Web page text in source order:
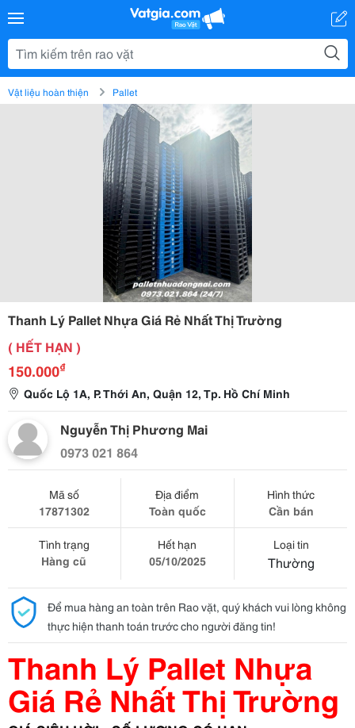
Vật liệu hoàn thiện Pallet
Thanh Lý Pallet Nhựa Giá Rẻ Nhất Thị Trường
( HẾT HẠN )
150.000₫
Quốc Lộ 1A, P. Thới An, Quận 12, Tp. Hồ Chí Minh
Nguyễn Thị Phương Mai
0973 021 864
Mã số
17871302
Địa điểm
Toàn quốc
Hình thức
Cần bán
Tình trạng
Hàng cũ
Hết hạn
05/10/2025
Loại tin
Thường
Để mua hàng an toàn trên Rao vặt, quý khách vui lòng không
thực hiện thanh toán trước cho người đăng tin!
Thanh Lý Pallet Nhựa
Giá Rẻ Nhất Thị Trường